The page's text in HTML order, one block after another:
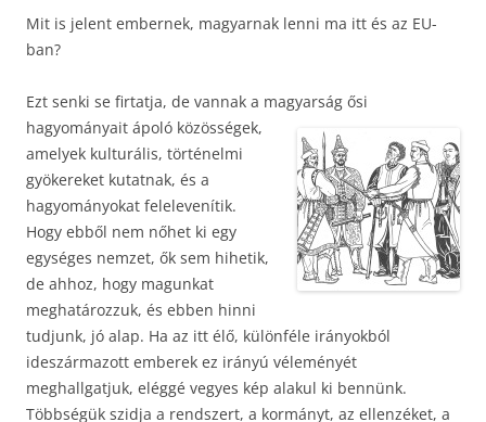
Mit is jelent embernek, magyarnak lenni ma itt és az EU-
ban?
Ezt senki se firtatja, de vannak a magyarság ősi
hagyományait ápoló közösségek,
amelyek kulturális, történelmi
gyökereket kutatnak, és a
hagyományokat felelevenítik.
Hogy ebből nem nőhet ki egy
egységes nemzet, ők sem hihetik,
de ahhoz, hogy magunkat
meghatározzuk, és ebben hinni
tudjunk, jó alap. Ha az itt élő, különféle irányokból
ideszármazott emberek ez irányú véleményét
meghallgatjuk, eléggé vegyes kép alakul ki bennünk.
Többségük szidja a rendszert, a kormányt, az ellenzéket, a